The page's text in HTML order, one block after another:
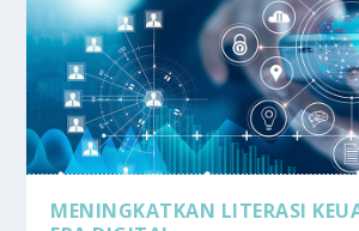
MENINGKATKAN LITERASI